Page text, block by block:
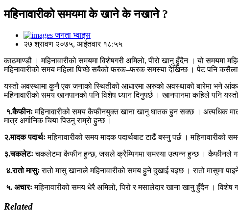
महिनावारीको समयमा के खाने के नखाने ?
जनता भ्वाइस
२७ श्रावण २०७५, आईतवार १८:५५
काठमाण्डौ । महिनावारीको समयमा विशेषगरी अमिलो, पीरो खानु हुँदैन । यो
महिनावारीको समय महिला पिच्छे सबैको फरक–फरक समस्या देखिन्छ । पेट पनि
यस्तो अवस्थामा कुनै एक जनाको स्थितीको आधारमा अरुको अवस्थाको बारेमा भने
महिनावारीको समय खानपानको पनि विशेष ध्यान दिनुपर्छ । खानपानमा कहिले पनि
१.कैफीनःमहिनावारीको समय कैफीनयुक्त खाना खानु घातक हुन सक्छ । अत्यधिक
मात्र अर्गानिक चिया पिउनु राम्रो हुन्छ ।
२.मादक पदार्थःमहिनावारीको समय मादक पदार्थबाट टाढैँ बस्नु पर्छ ।
३.चकलेटःचकलेटमा कैफीन हुन्छ, जसले क्रैम्पिगमा समस्या उत्पन्न हुन्छ । कैफीनले
४.रातो मासुःरातो मासु खानाले महिनावारीको समय हुने दुखाई बढ्छ । रातो मासुमा
५. अचारःमहिनावारीको समय धेरै अमिलो, पिरो र मसालेदार खाना खानु हुँदैन ।
Related